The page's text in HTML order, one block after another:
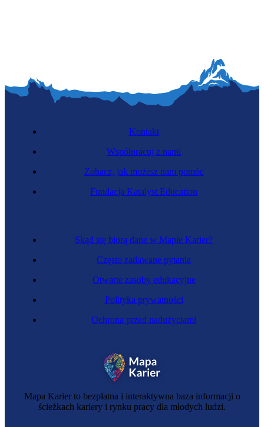
Mapa Karier to bezpłatna i interaktywna baza informacji o
ścieżkach kariery i rynku pracy dla młodych ludzi.
Skąd się biorą dane w Mapie Karier?
Często zadawane pytania
Otwarte zasoby edukacyjne
Polityka prywatności
Ochrona przed nadużyciami
Kontakt
Współpracuj z nami
Zobacz, jak możesz nam pomóc
Fundacja Katalyst Education